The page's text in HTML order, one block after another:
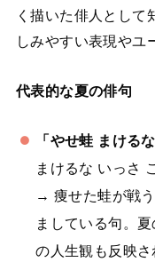
く描いた俳人として
しみやすい表現やユ
代表的な夏の俳句
「やせ蛙 まける
まけるな いっさ
→ 痩せた蛙が戦
ましている句。
の人生観も反映さ